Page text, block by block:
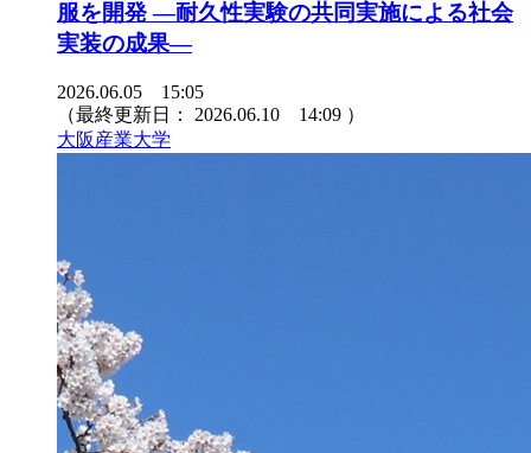
服を開発 ―耐久性実験の共同実施による社会
実装の成果―
2026.06.05 15:05
（最終更新日： 2026.06.10 14:09 ）
大阪産業大学